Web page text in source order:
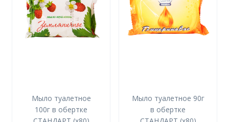
Мыло туалетное
100г в обертке
Мыло туалетное 90г
в обертке